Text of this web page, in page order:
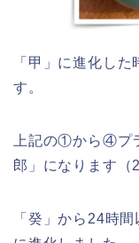
「甲」に進化し
す。
上記の①から④プ
郎」になります（
「癸」から24時